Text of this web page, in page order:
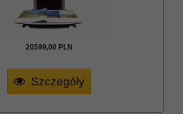
20599,00 PLN
Szczegóły